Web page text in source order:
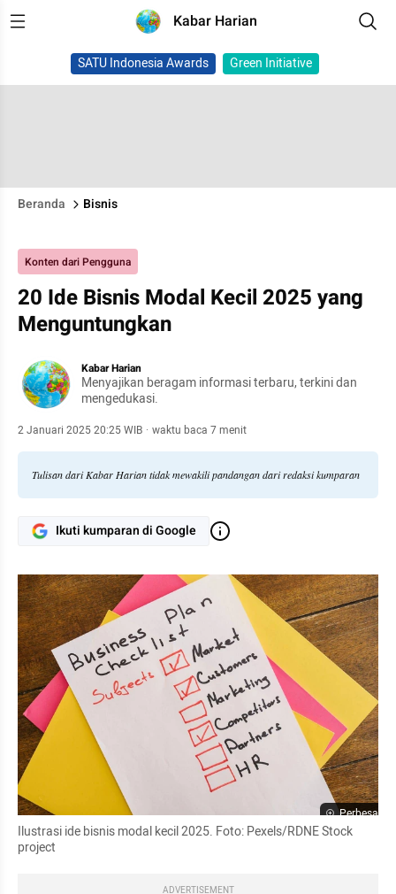
Kabar Harian
SATU Indonesia Awards Green Initiative
Beranda Bisnis
Konten dari Pengguna
20 Ide Bisnis Modal Kecil 2025 yang
Menguntungkan
Kabar Harian
Menyajikan beragam informasi terbaru, terkini dan
mengedukasi.
2 Januari 2025 20:25 WIB · waktu baca 7 menit
Tulisan dari Kabar Harian tidak mewakili pandangan dari redaksi kumparan
Ikuti kumparan di Google
Perbesar
Ilustrasi ide bisnis modal kecil 2025. Foto: Pexels/RDNE Stock
project
ADVERTISEMENT